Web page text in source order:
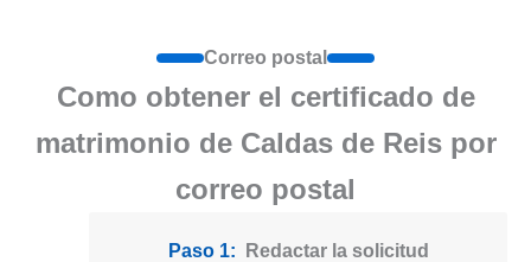
Correo postal
Como obtener el certificado de
matrimonio de Caldas de Reis por
correo postal
Paso 1: Redactar la solicitud